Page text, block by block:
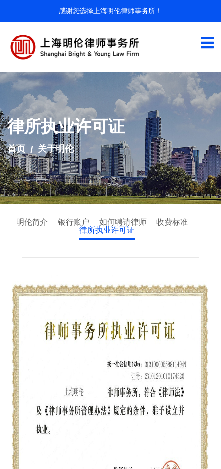
感谢您选择上海明伦律师事务所！
律所执业许可证
首页 关于明伦
明伦简介 银行账户 如何聘请律师
收费标准
律所执业许可证